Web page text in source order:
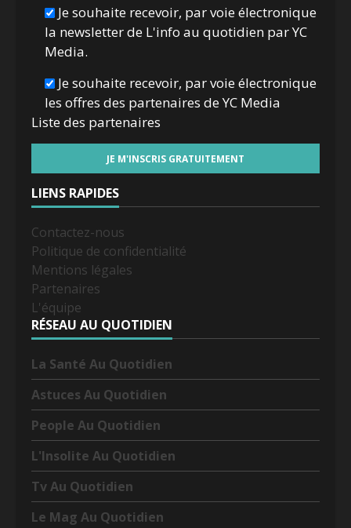
Je souhaite recevoir, par voie électronique
la newsletter de L'info au quotidien par YC
Media.
Je souhaite recevoir, par voie électronique
les offres des partenaires de YC Media
Liste des partenaires
LIENS RAPIDES
Contactez-nous
Politique de confidentialité
Mentions légales
Partenaires
L'équipe
RÉSEAU AU QUOTIDIEN
La Santé Au Quotidien
Astuces Au Quotidien
People Au Quotidien
L'Insolite Au Quotidien
Tv Au Quotidien
Le Mag Au Quotidien